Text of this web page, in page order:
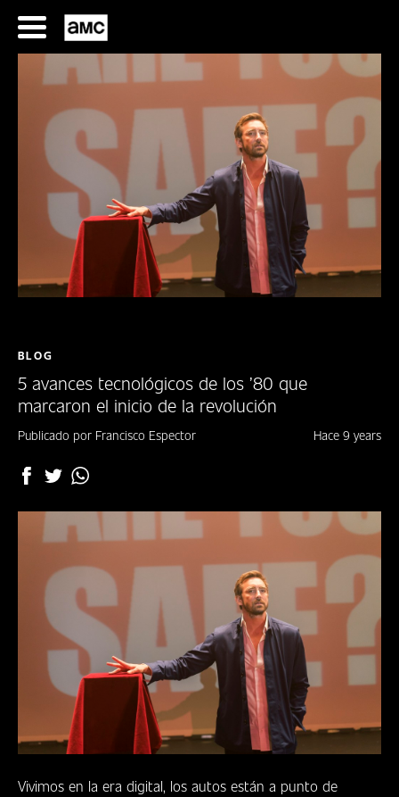
contenido
SERIES
FILMES
SERIES
FILMS
DÓNDE
VERNOS
CLUB
BLOG
5 avances tecnológicos de los ’80 que
marcaron el inicio de la revolución
Publicado por Francisco Espector Hace 9 years
Vivimos en la era digital, los autos están a punto de